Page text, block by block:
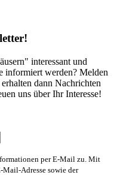
interessant und
informiert werden? Melden
dann Nachrichten
uns über Ihr Interesse!
per E-Mail zu. Mit
Mail-Adresse sowie der